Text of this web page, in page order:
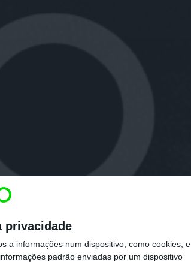
privacidade
a informações num dispositivo, como cookies, e
padrão enviadas por um dispositivo